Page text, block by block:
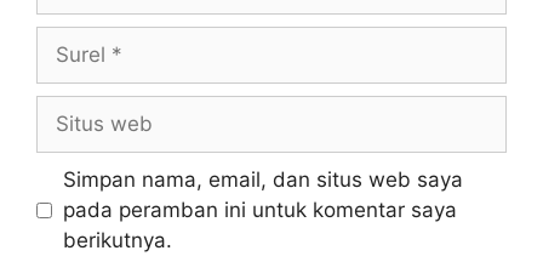
Simpan nama, email, dan situs web saya
pada peramban ini untuk komentar saya
berikutnya.